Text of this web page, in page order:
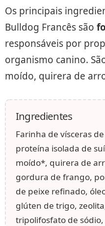
Os principais
Bulldog Francês são
responsáveis por
organismo canino.
moído, quirera de
Ingredientes
Farinha de vísceras
proteína isolada de
moído*, quirera de
gordura de frango,
de peixe refinado,
glúten de trigo,
tripolifosfato de